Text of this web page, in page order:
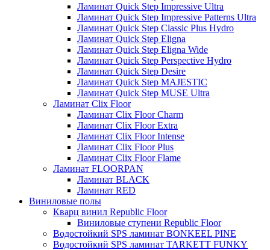
Ламинат Quick Step Impressive Ultra
Ламинат Quick Step Impressive Patterns Ultra
Ламинат Quick Step Classic Plus Hydro
Ламинат Quick Step Eligna
Ламинат Quick Step Eligna Wide
Ламинат Quick Step Perspective Hydro
Ламинат Quick Step Desire
Ламинат Quick Step MAJESTIC
Ламинат Quick Step MUSE Ultra
Ламинат Clix Floor
Ламинат Clix Floor Charm
Ламинат Clix Floor Extra
Ламинат Clix Floor Intense
Ламинат Clix Floor Plus
Ламинат Clix Floor Flame
Ламинат FLOORPAN
Ламинат BLACK
Ламинат RED
Виниловые полы
Кварц винил Republic Floor
Виниловые ступени Republic Floor
Водостойкий SPS ламинат BONKEEL PINE
Водостойкий SPS ламинат TARKETT FUNKY